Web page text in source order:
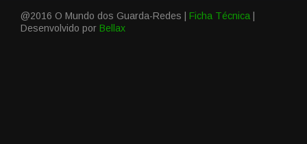
@2016 O Mundo dos Guarda-Redes | Ficha Técnica
Desenvolvido por Bellax